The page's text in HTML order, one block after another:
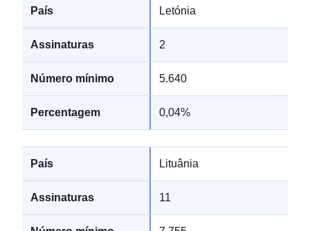
Letónia
2
5.640
0,04%
Lituânia
11